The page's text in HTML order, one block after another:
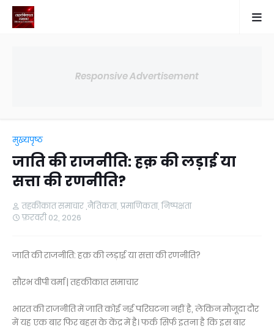
Responsive Advertisement
मुख्यपृष्ठ
जाति की राजनीति: हक़ की लड़ाई या
सत्ता की रणनीति?
तहकीकात समाचार ,नैतिकता, प्रमाणिकता, निष्पक्षता
फ़रवरी 02, 2026
जाति की राजनीति: हक़ की लड़ाई या सत्ता की रणनीति?
सौरभ वीपी वर्मा | तहकीकात समाचार
भारत की राजनीति में जाति कोई नई परिघटना नहीं है, लेकिन मौजूदा दौर
में यह एक बार फिर बहस के केंद्र में है। फर्क सिर्फ इतना है कि इस बार